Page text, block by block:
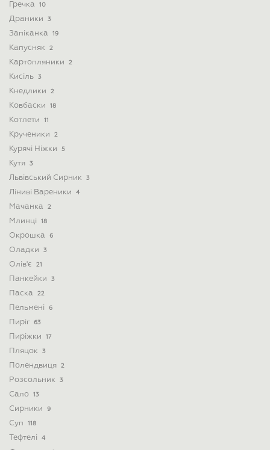
Гречка 10
Драники 3
Запіканка 19
Капусняк 2
Картопляники 2
Кисіль 3
Кнедлики 2
Ковбаски 18
Котлети 11
Крученики 2
Курячі Ніжки 5
Кутя 3
Львівський Сирник 3
Ліниві Вареники 4
Мачанка 2
Млинці 18
Окрошка 6
Оладки 3
Олів'є 21
Панкейки 3
Паска 22
Пельмені 6
Пиріг 63
Пиріжки 17
Пляцок 3
Полендвиця 2
Розсольник 3
Сало 13
Сирники 9
Суп 118
Тефтелі 4